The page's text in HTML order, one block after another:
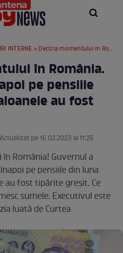
INTERNE » Decizia momentului în România. Se dau banii înapoi pe pensiile din ianuarie! Taloanele au fost tipărite greșit
în România.
pe pensiile
au fost
pe 16.02.2023 la 11:25
România! Guvernul a
pe pensiile din luna
au fost tipărite greșit. Ce
sumele. Executivul este
luată de Curtea